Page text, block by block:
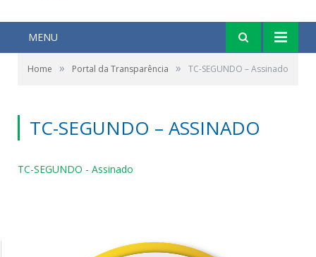
MENU
Home » Portal da Transparência » TC-SEGUNDO – Assinado
TC-SEGUNDO – ASSINADO
TC-SEGUNDO - Assinado